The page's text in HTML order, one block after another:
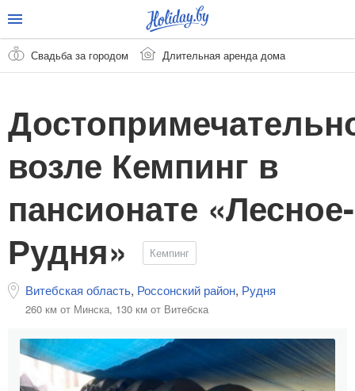
Свадьба за городом Длительная аренда дома
возле Кемпинг в
пансионате «Лесное-
Рудня»
Кемпинг
Витебская область, Россонский район, Рудня
260 км от Минска, 130 км от Витебска